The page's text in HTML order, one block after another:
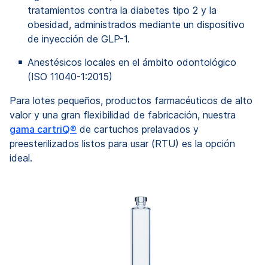
tratamientos contra la diabetes tipo 2 y la
obesidad, administrados mediante un dispositivo
de inyección de GLP-1.
Anestésicos locales en el ámbito odontológico
(ISO 11040-1:2015)
Para lotes pequeños, productos farmacéuticos de alto
valor y una gran flexibilidad de fabricación, nuestra
gama cartriQ® de cartuchos prelavados y
preesterilizados listos para usar (RTU) es la opción
ideal.